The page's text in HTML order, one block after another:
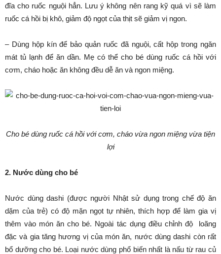
đĩa cho ruốc nguội hẳn. Lưu ý không nên rang kỹ quá vì sẽ làm
ruốc cá hồi bị khô, giảm độ ngọt của thịt sẽ giảm vị ngon.
– Dùng hộp kín để bảo quản ruốc đã nguội, cất hộp trong ngăn
mát tủ lạnh để ăn dần. Mẹ có thể cho bé dùng ruốc cá hồi với
cơm, cháo hoặc ăn không đều dễ ăn và ngon miệng.
Cho bé dùng ruốc cá hồi với cơm, cháo vừa ngon miệng vừa tiện
lợi
2. Nước dùng cho bé
Nước dùng dashi (được người Nhật sử dụng trong chế độ ăn
dặm của trẻ) có độ mặn ngọt tự nhiên, thích hợp để làm gia vị
thêm vào món ăn cho bé. Ngoài tác dụng điều chỉnh độ loãng
đặc và gia tăng hương vị của món ăn, nước dùng dashi còn rất
bổ dưỡng cho bé. Loại nước dùng phổ biến nhất là nấu từ rau củ